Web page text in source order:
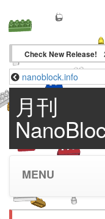
Check New Release!
nanoblock.info
月刊
MENU